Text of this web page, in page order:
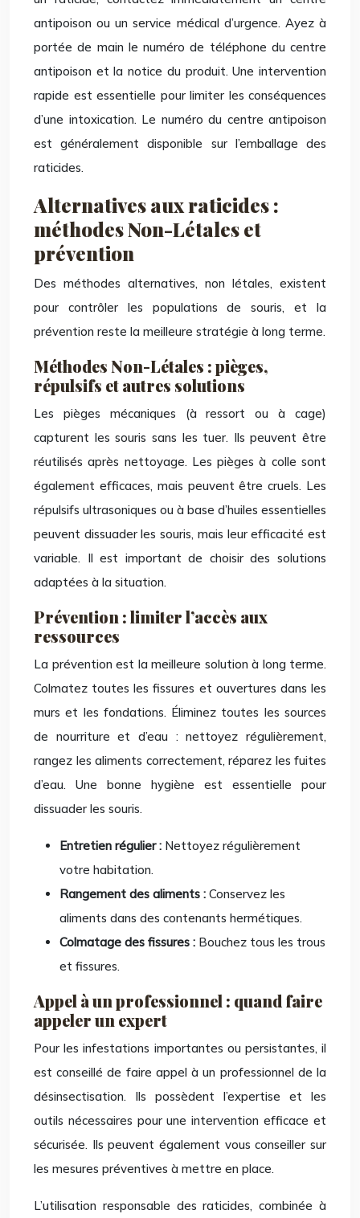
antipoison ou un service médical d’urgence. Ayez à
portée de main le numéro de téléphone du centre
antipoison et la notice du produit. Une intervention
rapide est essentielle pour limiter les conséquences
d’une intoxication. Le numéro du centre antipoison
est généralement disponible sur l’emballage des
raticides.
Alternatives aux raticides :
méthodes Non-Létales et
prévention
Des méthodes alternatives, non létales, existent
pour contrôler les populations de souris, et la
prévention reste la meilleure stratégie à long terme.
Méthodes Non-Létales : pièges,
répulsifs et autres solutions
Les pièges mécaniques (à ressort ou à cage)
capturent les souris sans les tuer. Ils peuvent être
réutilisés après nettoyage. Les pièges à colle sont
également efficaces, mais peuvent être cruels. Les
répulsifs ultrasoniques ou à base d’huiles essentielles
peuvent dissuader les souris, mais leur efficacité est
variable. Il est important de choisir des solutions
adaptées à la situation.
Prévention : limiter l’accès aux
ressources
La prévention est la meilleure solution à long terme.
Colmatez toutes les fissures et ouvertures dans les
murs et les fondations. Éliminez toutes les sources
de nourriture et d’eau : nettoyez régulièrement,
rangez les aliments correctement, réparez les fuites
d’eau. Une bonne hygiène est essentielle pour
dissuader les souris.
Entretien régulier : Nettoyez régulièrement
votre habitation.
Rangement des aliments : Conservez les
aliments dans des contenants hermétiques.
Colmatage des fissures : Bouchez tous les trous
et fissures.
Appel à un professionnel : quand faire
appeler un expert
Pour les infestations importantes ou persistantes, il
est conseillé de faire appel à un professionnel de la
désinsectisation. Ils possèdent l’expertise et les
outils nécessaires pour une intervention efficace et
sécurisée. Ils peuvent également vous conseiller sur
les mesures préventives à mettre en place.
L’utilisation responsable des raticides, combinée à